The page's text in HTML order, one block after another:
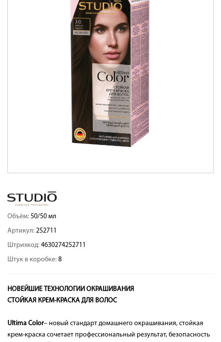
Объём: 50/50 мл
Артикул: 252711
Штрихкод: 4630274252711
Штук в коробке: 8
НОВЕЙШИЕ ТЕХНОЛОГИИ ОКРАШИВАНИЯ
СТОЙКАЯ КРЕМ-КРАСКА ДЛЯ ВОЛОС
Ultima Color– новый стандарт домашнего окрашивания, стойкая
крем-краска сочетает профессиональный результат, безопасность